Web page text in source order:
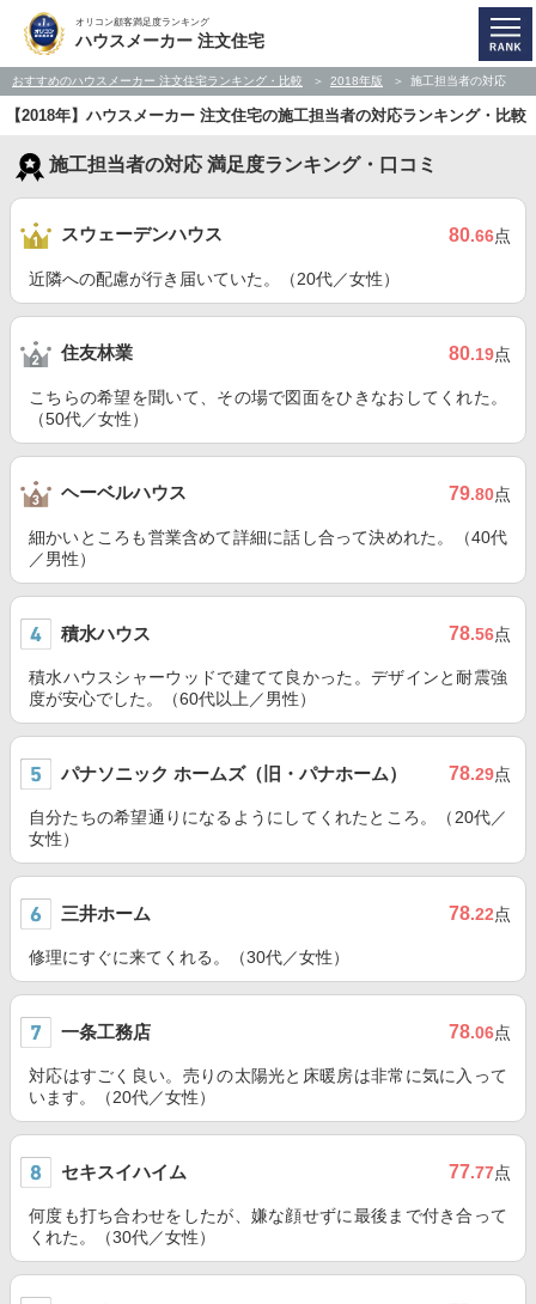
オリコン顧客満足度ランキング
ハウスメーカー 注文住宅
おすすめのハウスメーカー 注文住宅ランキング・比較 2018年版 施工担当者の対応
【2018年】ハウスメーカー 注文住宅の施工担当者の対応ランキング・比較
施工担当者の対応 満足度ランキング・口コミ
スウェーデンハウス 80.66点
近隣への配慮が行き届いていた。（20代／女性）
住友林業 80.19点
こちらの希望を聞いて、その場で図面をひきなおしてくれた。
（50代／女性）
ヘーベルハウス 79.80点
細かいところも営業含めて詳細に話し合って決めれた。（40代
／男性）
積水ハウス 78.56点
積水ハウスシャーウッドで建てて良かった。デザインと耐震強
度が安心でした。（60代以上／男性）
パナソニック ホームズ（旧・パナホーム） 78.29点
自分たちの希望通りになるようにしてくれたところ。（20代／
女性）
三井ホーム 78.22点
修理にすぐに来てくれる。（30代／女性）
一条工務店 78.06点
対応はすごく良い。売りの太陽光と床暖房は非常に気に入って
います。（20代／女性）
セキスイハイム 77.77点
何度も打ち合わせをしたが、嫌な顔せずに最後まで付き合って
くれた。（30代／女性）